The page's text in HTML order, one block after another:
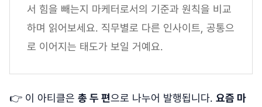
서 힘을 빼는지 마케터로서의 기준과 원칙을 비교
하며 읽어보세요. 직무별로 다른 인사이트, 공통으
로 이어지는 태도가 보일 거예요.
👉 이 아티클은 총 두 편으로 나누어 발행됩니다. 요즘 마